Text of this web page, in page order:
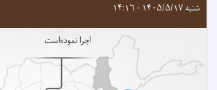
شنبه ۱۴۰۵/۵/۱۷ - ۱۴:۱۶